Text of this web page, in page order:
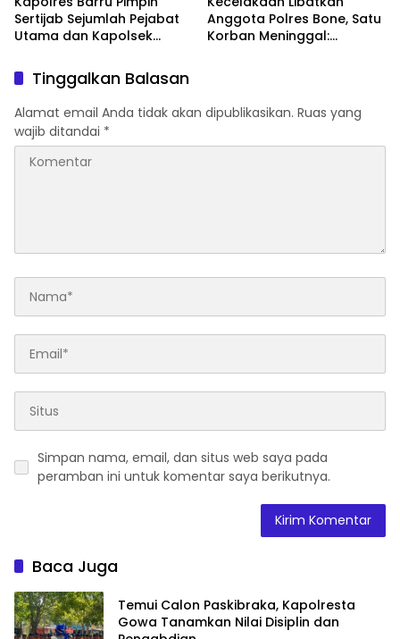
Sertijab Sejumlah Pejabat
Utama dan Kapolsek
Organisasi
Anggota Polres Bone, Satu
Korban Meninggal:
Tinggalkan Balasan
Alamat email Anda tidak akan dipublikasikan. Ruas yang
wajib ditandai *
Simpan nama, email, dan situs web saya pada
peramban ini untuk komentar saya berikutnya.
Baca Juga
Temui Calon Paskibraka, Kapolresta
Gowa Tanamkan Nilai Disiplin dan